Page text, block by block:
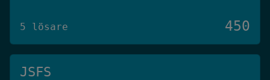
5 lösare 450
JSFS